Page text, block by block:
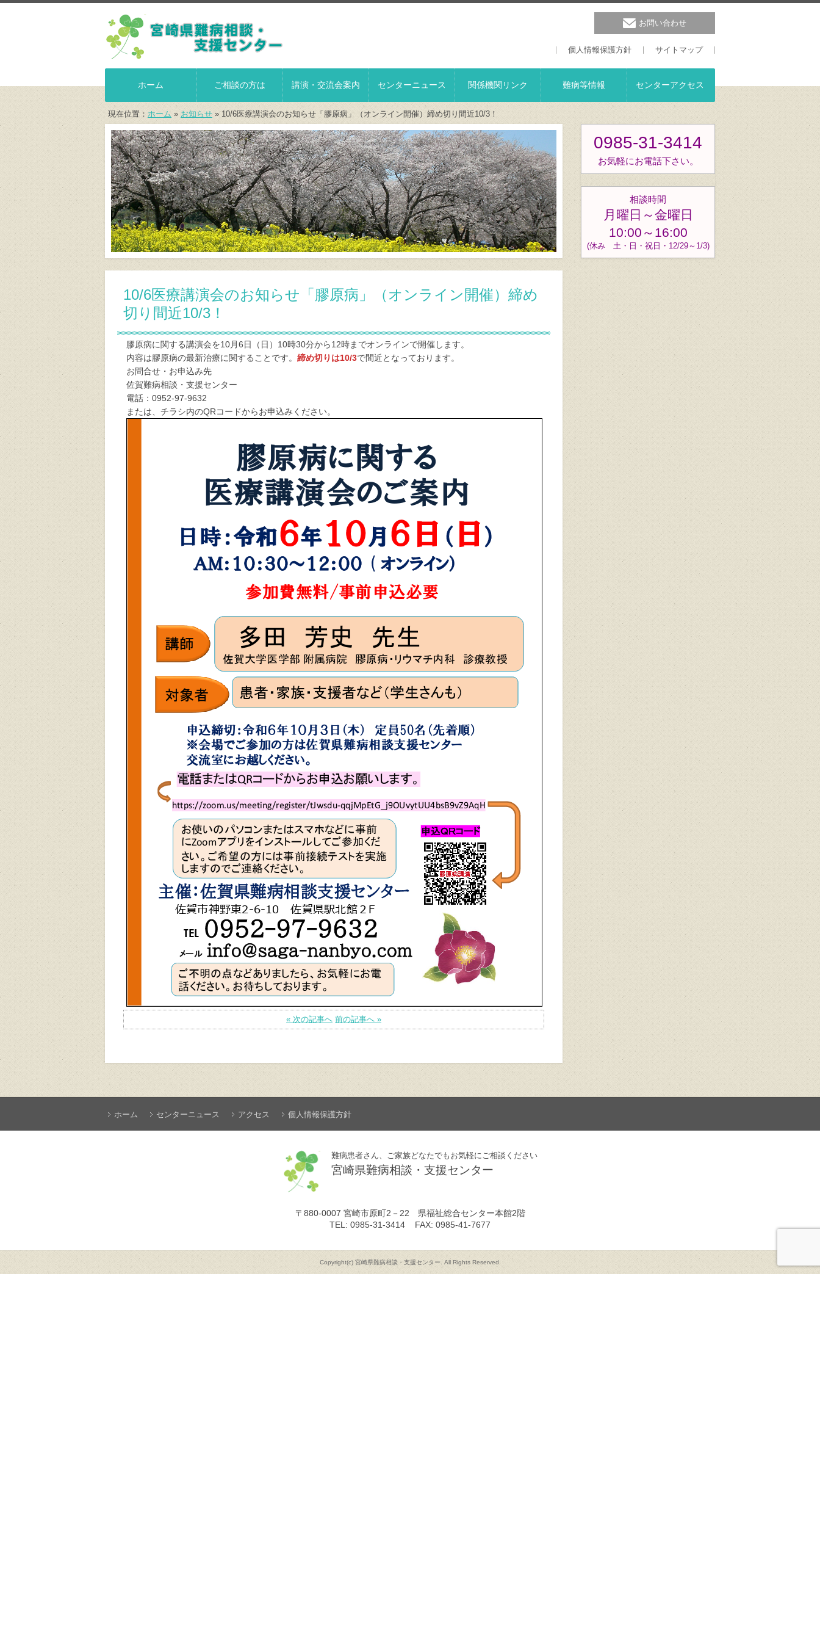
ホーム ご相談の方は 講演・交流会案内 センターニュース 関係機関リンク 難病等情報 センターアクセス
個人情報保護方針 サイトマップ
お問い合わせ
現在位置： ホーム » お知らせ » 10/6医療講演会のお知らせ「膠原病」（オンライン開催）締め切り間近10/3！
10/6医療講演会のお知らせ「膠原病」（オンライン開催）締め
切り間近10/3！
膠原病に関する講演会を10月6日（日）10時30分から12時までオンラインで開催します。
内容は膠原病の最新治療に関することです。 締め切りは10/3で間近となっております。
お問合せ・お申込み先
佐賀難病相談・支援センター
電話：0952-97-9632
または、チラシ内のQRコードからお申込みください。
« 次の記事へ 前の記事へ »
0985-31-3414
お気軽にお電話下さい。
相談時間
月曜日～金曜日
10:00～16:00
(休み 土・日・祝日・12/29～1/3)
ホーム センターニュース アクセス 個人情報保護方針
難病患者さん、ご家族どなたでもお気軽にご相談ください
宮崎県難病相談・支援センター
〒880-0007 宮崎市原町2－22 県福祉総合センター本館2階
TEL: 0985-31-3414
FAX: 0985-41-7677
Copyright(c) 宮崎県難病相談・支援センター. All Rights Reserved.